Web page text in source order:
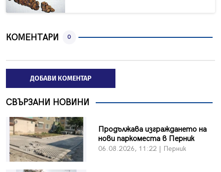
КОМЕНТАРИ 0
ДОБАВИ КОМЕНТАР
СВЪРЗАНИ НОВИНИ
Продължава изграждането на
нови паркоместа в Перник
06.08.2026, 11:22 | Перник